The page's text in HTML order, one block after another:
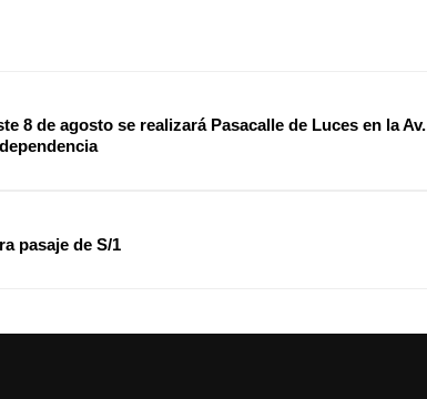
8 de agosto se realizará Pasacalle de Luces en la Av.
pasaje de S/1